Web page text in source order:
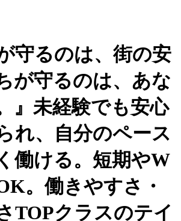
守るのは、街の安
が守るのは、あな
』未経験でも安心
れ、自分のペース
働ける。短期やW
。働きやすさ・
TOPクラスのテイ